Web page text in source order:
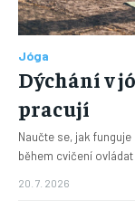
Jóga
Dýchání v
pracují
Naučte se, jak
20. 7. 2026